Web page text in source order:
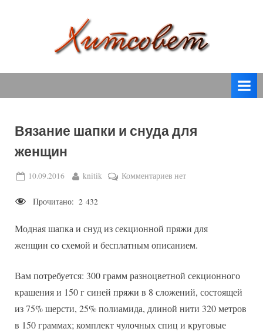
т
о
е
спицами,
крючком,
вязаные
модели
описанием
Вязание шапки и снуда для
женщин
Posted
10.09.2016 By
knitik Комментариевк
и
снуда
нет
Прочитано: 2 432
Модная шапка и снуд из секционной пряжи для
женщин со схемой и бесплатным описанием.
Вам потребуется: 300 грамм разноцветной секционного
крашения и 150 г синей пряжи в 8 сложений, состоящей
из 75% шерсти, 25% полиамида, длиной нити 320 метров
в 150 граммах; комплект чулочных спиц и круговые